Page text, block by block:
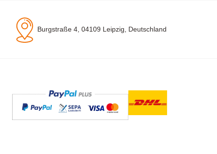
Burgstraße 4, 04109 Leipzig, Deutschland